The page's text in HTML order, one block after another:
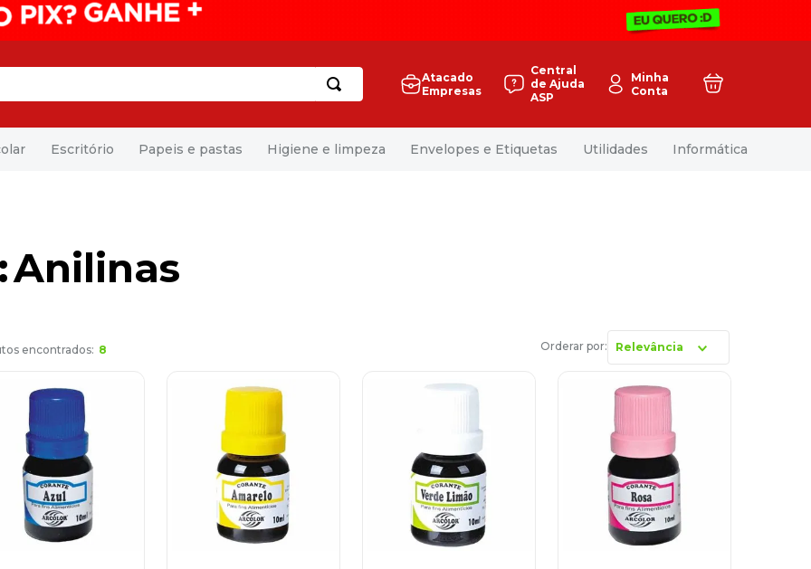
Atacado
Empresas
Central
de Ajuda
ASP
Minha
Conta
Escritório Papeis e pastas Higiene e limpeza Envelopes e Etiquetas Utilidades Informática
Anilinas
8 Relevância